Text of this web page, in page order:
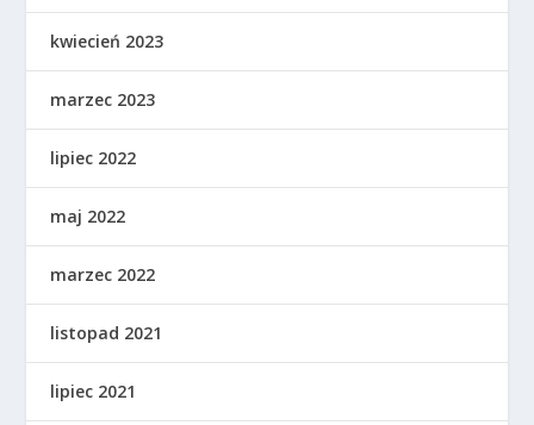
kwiecień 2023
marzec 2023
lipiec 2022
maj 2022
marzec 2022
listopad 2021
lipiec 2021